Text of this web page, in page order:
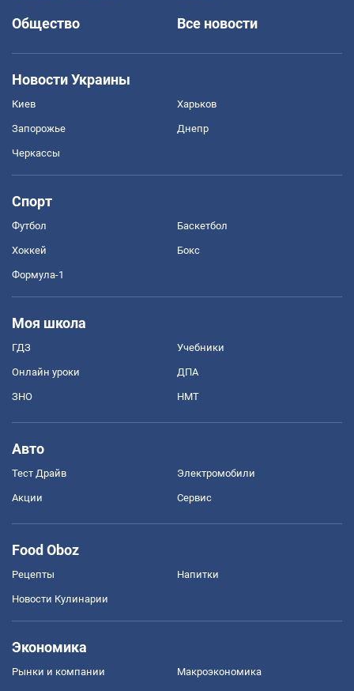
Общество
Все новости
Новости Украины
Киев Харьков
Запорожье Днепр
Черкассы
Спорт
Футбол Баскетбол
Хоккей Бокс
Формула-1
Моя школа
ГДЗ Учебники
Онлайн уроки ДПА
ЗНО НМТ
Авто
Тест Драйв Электромобили
Акции Сервис
Food Oboz
Рецепты Напитки
Новости Кулинарии
Экономика
Рынки и компании Mакроэкономика